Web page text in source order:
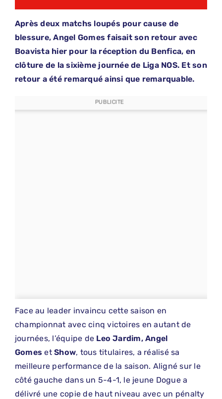
Après deux matchs loupés pour cause de
blessure, Angel Gomes faisait son retour avec
Boavista hier pour la réception du Benfica, en
clôture de la sixième journée de Liga NOS. Et son
retour a été remarqué ainsi que remarquable.
PUBLICITE
Face au leader invaincu cette saison en
championnat avec cinq victoires en autant de
journées, l’équipe de Leo Jardim, Angel
GomesetShow, tous titulaires, a réalisé sa
meilleure performance de la saison. Aligné sur le
côté gauche dans un 5-4-1, le jeune Dogue a
délivré une copie de haut niveau avec un pénalty